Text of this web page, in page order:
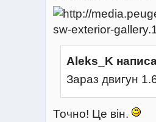
Aleks_K
Зараз двигун
Точно! Це він.